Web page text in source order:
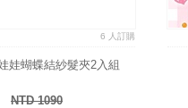
6 人訂購
娃蝴蝶結紗髮夾2入組
NTD 1090